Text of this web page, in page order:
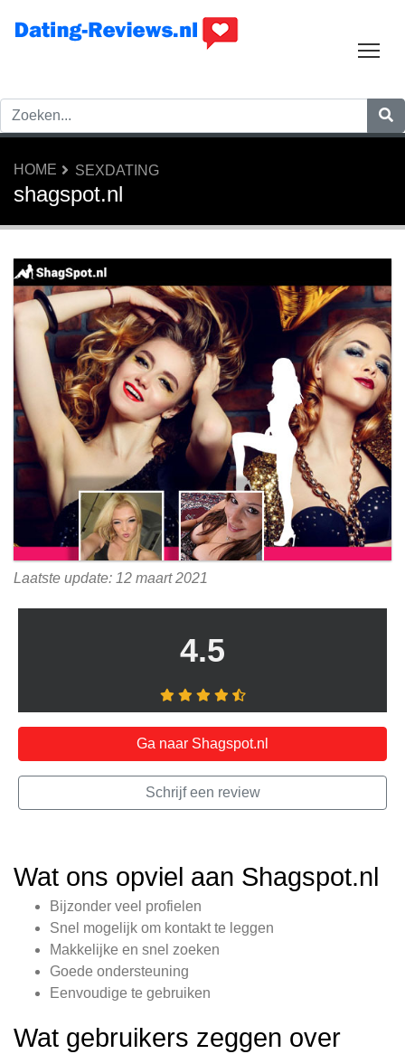
HOME SEXDATING
shagspot.nl
Laatste update: 12 maart 2021
4.5
Ga naar Shagspot.nl
Schrijf een review
Wat ons opviel aan Shagspot.nl
Bijzonder veel profielen
Snel mogelijk om kontakt te leggen
Makkelijke en snel zoeken
Goede ondersteuning
Eenvoudige te gebruiken
Wat gebruikers zeggen over